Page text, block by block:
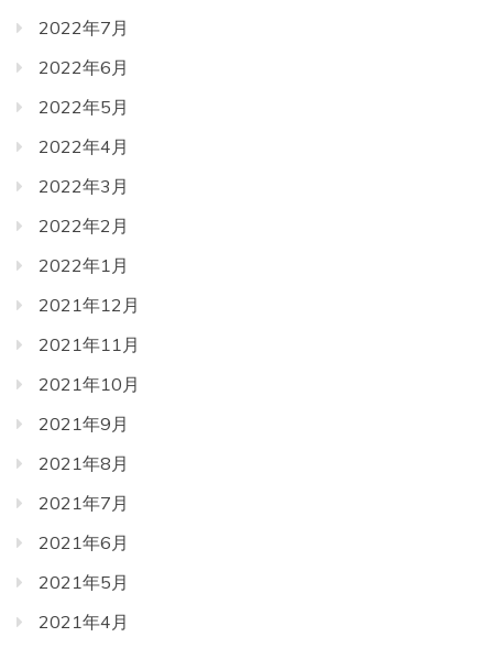
2022年7月
2022年6月
2022年5月
2022年4月
2022年3月
2022年2月
2022年1月
2021年12月
2021年11月
2021年10月
2021年9月
2021年8月
2021年7月
2021年6月
2021年5月
2021年4月